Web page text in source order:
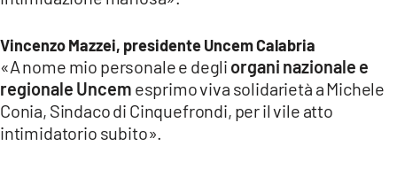
Vincenzo Mazzei, presidente Uncem Calabria
«A nome mio personale e degli organi nazionale e
regionale Uncem esprimo viva solidarietà a Michele
Conia, Sindaco di Cinquefrondi, per il vile atto
intimidatorio subito».